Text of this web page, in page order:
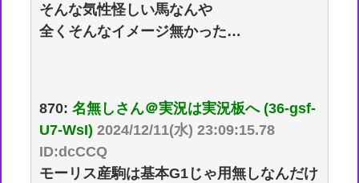
そんな気性怪しい馬なんや
全くそんなイメージ無かった…
870:名無しさん＠実況は実況板へ (36-gsf-
U7-WsI) 2024/12/11(水) 23:09:15.78
ID:dcCCQ
モーリス産駒は基本G1じゃ用無しなんだけ